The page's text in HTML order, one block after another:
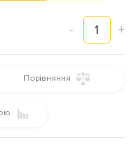
- 1 +
Порівняння